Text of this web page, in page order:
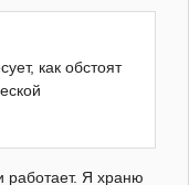
как обстоят
работает. Я храню